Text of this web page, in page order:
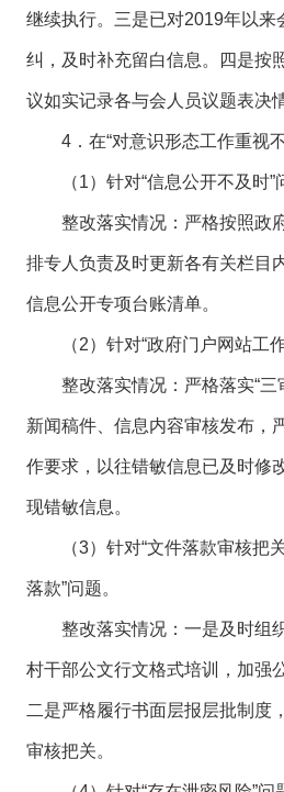
继续执行。三是已对2019年以来
纠，及时补充留白信息。四是按
议如实记录各与会人员议题表决
4．在“对意识形态工作重视不
（1）针对“信息公开不及时”
整改落实情况：严格按照政
排专人负责及时更新各有关栏目
信息公开专项台账清单。
（2）针对“政府门户网站工作
整改落实情况：严格落实“三
新闻稿件、信息内容审核发布，
作要求，以往错敏信息已及时修
现错敏信息。
（3）针对“文件落款审核把
落款”问题。
整改落实情况：一是及时组织
村干部公文行文格式培训，加强
二是严格履行书面层报层批制度
审核把关。